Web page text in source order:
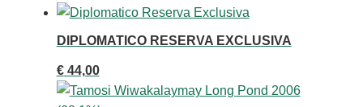
DIPLOMATICO RESERVA EXCLUSIVA
€44,00